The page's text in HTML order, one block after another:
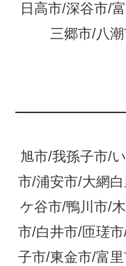
日高市/深谷市/
三郷市/八
旭市/我孫子市/
市/浦安市/大網
ケ谷市/鴨川市/
市/白井市/匝瑳
子市/東金市/富